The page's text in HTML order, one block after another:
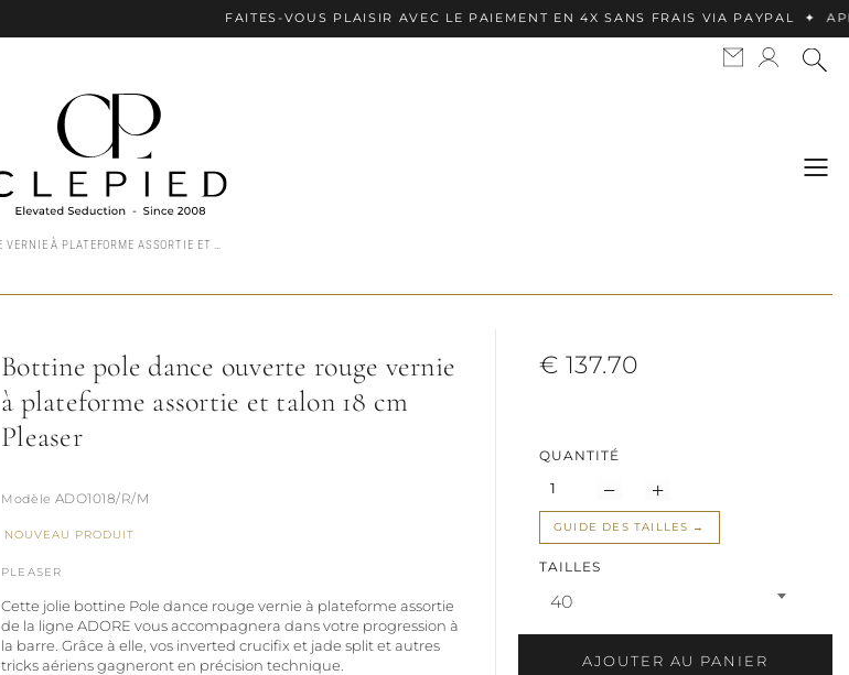
FAITES-VOUS PLAISIR AVEC LE PAIEMENT EN 4X SANS FRAIS VIA PAYPAL ✦ APPLE
BOTTINE POLE DANCE OUVERTE ROUGE VERNIE À PLATEFORME ASSORTIE ET TALON 18 CM PLEASER
Bottine pole dance ouverte rouge vernie
à plateforme assortie et talon 18 cm
Pleaser
ADO1018/R/M
NOUVEAU PRODUIT
PLEASER
Cette jolie bottine Pole dance rouge vernie à plateforme assortie
de la ligne ADORE vous accompagnera dans votre progression à
la barre. Grâce à elle, vos inverted crucifix et jade split et autres
tricks aériens gagneront en précision technique.
€ 137.70
QUANTITÉ
GUIDE DES TAILLES
TAILLES
40
AJOUTER AU PANIER